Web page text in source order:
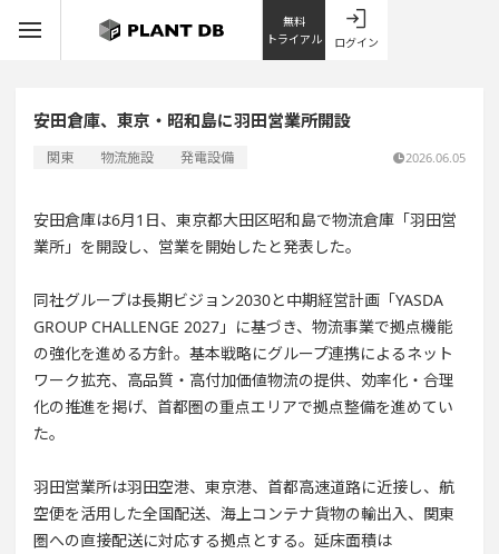
無料
トライアル
ログイン
安田倉庫、東京・昭和島に羽田営業所開設
関東 物流施設 発電設備 2026.06.05
安田倉庫は6月1日、東京都大田区昭和島で物流倉庫「羽田営
業所」を開設し、営業を開始したと発表した。
同社グループは長期ビジョン2030と中期経営計画「YASDA
GROUP CHALLENGE 2027」に基づき、物流事業で拠点機能
の強化を進める方針。基本戦略にグループ連携によるネット
ワーク拡充、高品質・高付加価値物流の提供、効率化・合理
化の推進を掲げ、首都圏の重点エリアで拠点整備を進めてい
た。
羽田営業所は羽田空港、東京港、首都高速道路に近接し、航
空便を活用した全国配送、海上コンテナ貨物の輸出入、関東
圏への直接配送に対応する拠点とする。延床面積は